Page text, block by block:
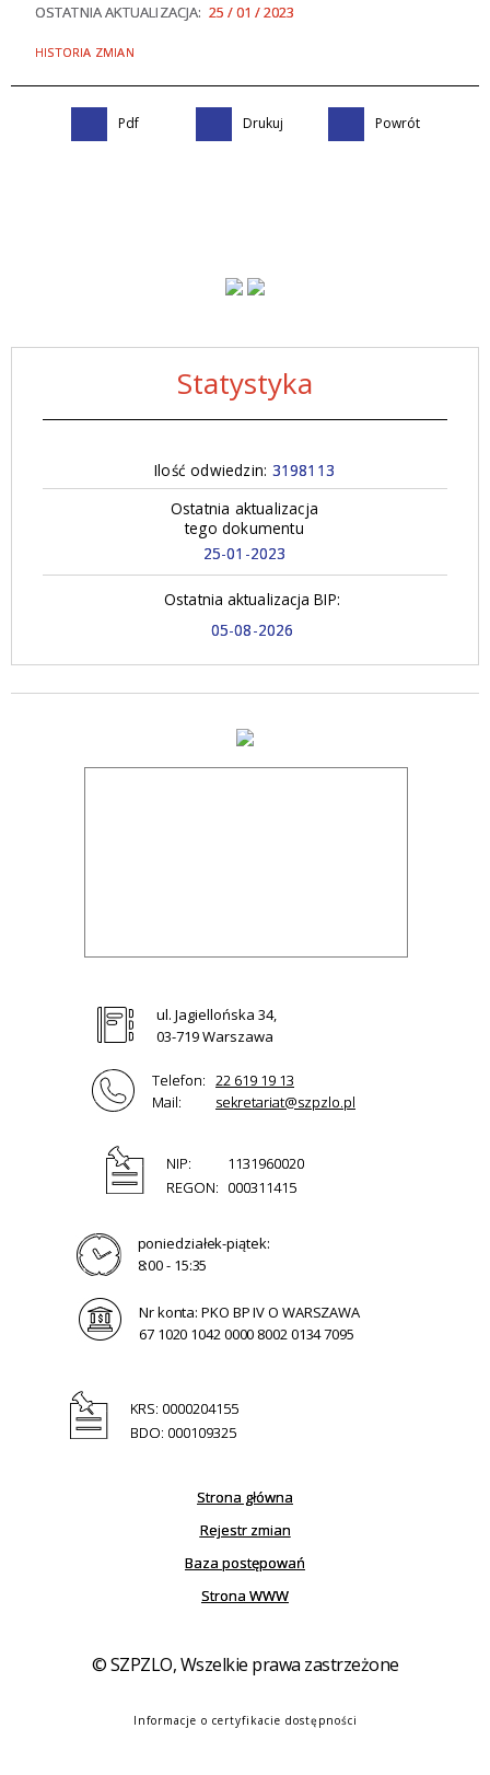
Statystyka
Ilość odwiedzin: 3198113
Ostatnia aktualizacja
tego dokumentu
25-01-2023
Ostatnia aktualizacja BIP:
05-08-2026
OSTATNIA AKTUALIZACJA: 25 / 01 / 2023
HISTORIA ZMIAN
Pdf Drukuj Powrót
ul. Jagiellońska 34,
03-719 Warszawa
Telefon:
22 619 19 13
Mail:
sekretariat@szpzlo.pl
NIP:
1131960020
REGON: 000311415
poniedziałek-piątek:
8:00 - 15:35
Nr konta: PKO BP IV O WARSZAWA
67 1020 1042 0000 8002 0134 7095
KRS: 0000204155
BDO: 000109325
Strona główna
Rejestr zmian
Baza postępowań
Strona WWW
© SZPZLO, Wszelkie prawa zastrzeżone
Informacje o certyfikacie dostępności